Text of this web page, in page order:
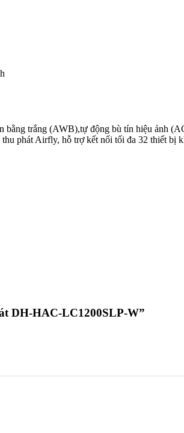
bằng trắng (AWB),tự động bù tín hiệu ảnh
phát Airfly, hỗ trợ kết nối tối đa 32 thiết bị
DH-HAC-LC1200SLP-W”